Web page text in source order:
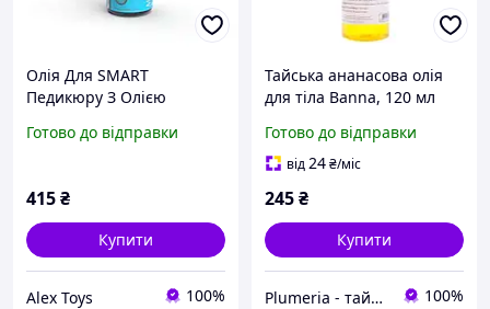
Олія Для SMART
Педикюру З Олією
Pavlova 15 мл || AlexToys
Готово до відправки
415₴
Купити
Alex Toys 100%
Тайська ананасова олія
для тіла Banna, 120 мл
Готово до відправки
від24₴/міс
245₴
Купити
Plumeria - тайська косметика і аптека 100%